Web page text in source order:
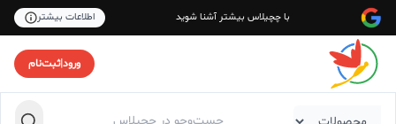
با چچیلاس بیشتر آشنا شوید اطلاعات بیشتر
ورود|ثبت‌نام